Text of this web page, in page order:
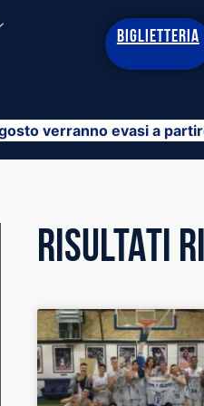
BIGLIETTERIA
verranno evasi a
RISULTATI